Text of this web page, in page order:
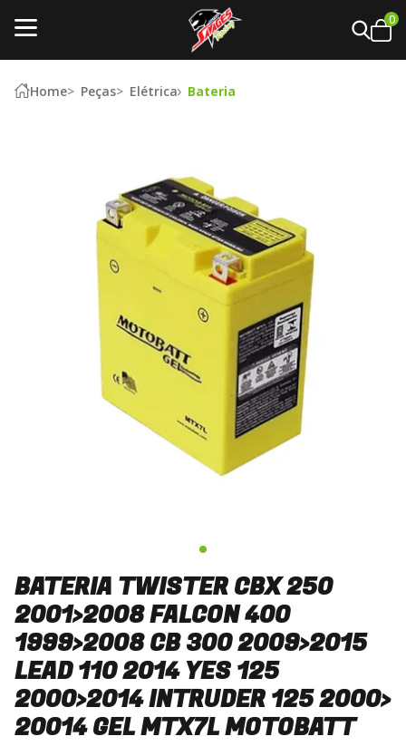
0
Home Peças Elétrica Bateria
BATERIA TWISTER CBX 250
2001>2008 FALCON 400
1999>2008 CB 300 2009>2015
LEAD 110 2014 YES 125
2000>2014 INTRUDER 125 2000>
20014 GEL MTX7L MOTOBATT